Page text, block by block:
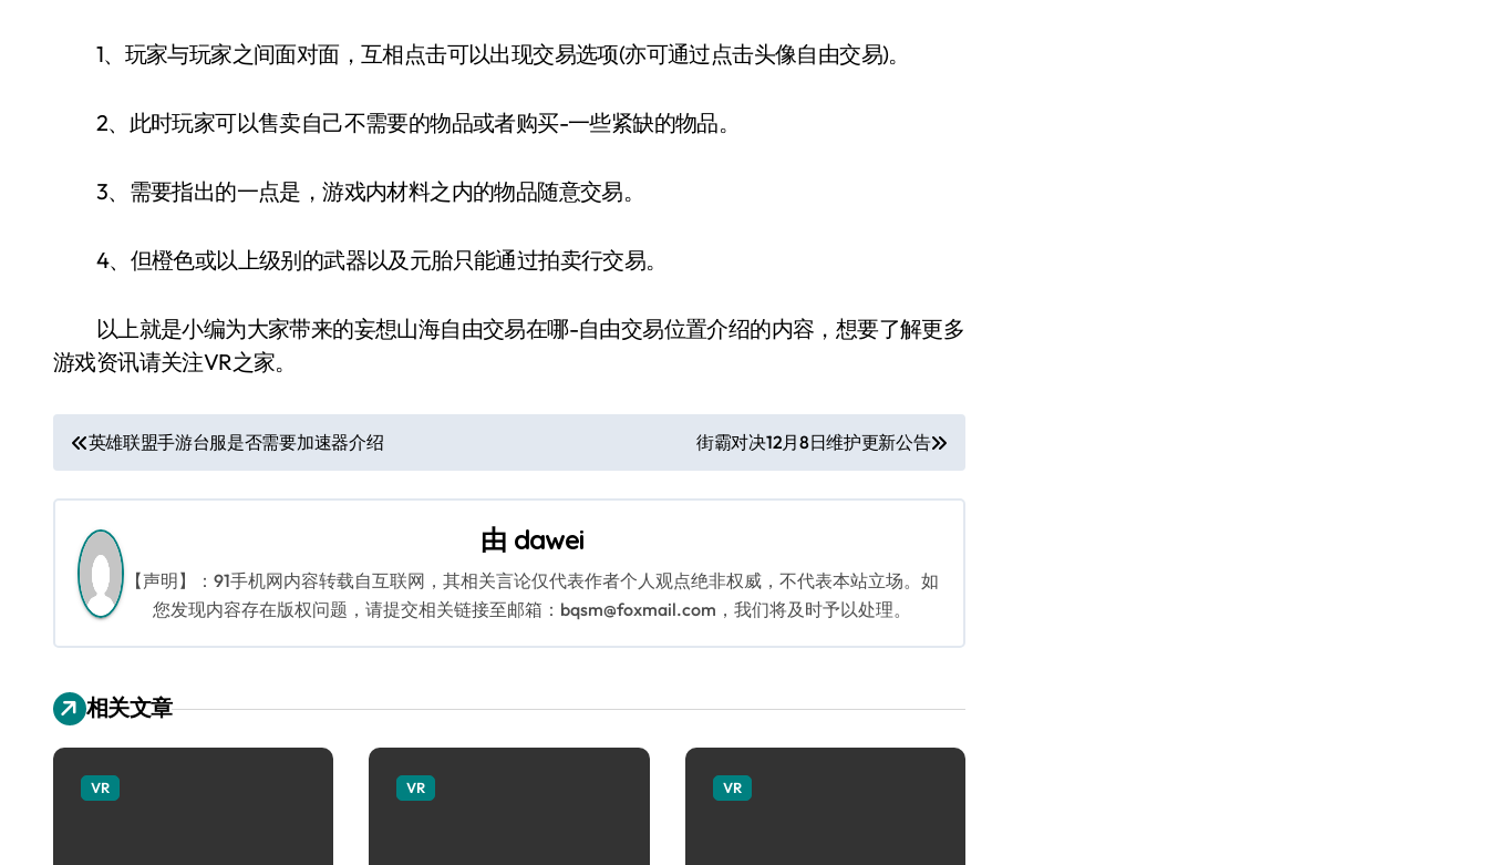
1、玩家与玩家之间面对面，互相点击可以出现交易选项(亦可通过点击头像自由交易)。
2、此时玩家可以售卖自己不需要的物品或者购买-一些紧缺的物品。
3、需要指出的一点是，游戏内材料之内的物品随意交易。
4、但橙色或以上级别的武器以及元胎只能通过拍卖行交易。
以上就是小编为大家带来的妄想山海自由交易在哪-自由交易位置介绍的内容，想要了解更多
游戏资讯请关注VR之家。
文
章
航
英雄联盟手游台服是否需要加速器介绍 街霸对决12月8日维护更新公告
由 dawei
【声明】：91手机网内容转载自互联网，其相关言论仅代表作者个人观点绝非权威，不代表本站立场。如
您发现内容存在版权问题，请提交相关链接至邮箱：bqsm@foxmail.com，我们将及时予以处理。
相关文章
VR VR VR